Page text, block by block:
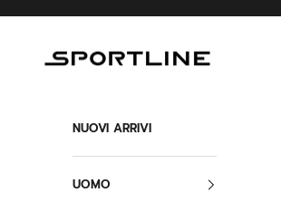
Sportline
NUOVI ARRIVI
UOMO